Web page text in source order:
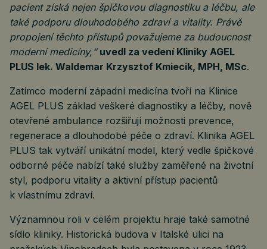
pacient získá nejen špičkovou diagnostiku a léčbu, ale
také podporu dlouhodobého zdraví a vitality. Právě
propojení těchto přístupů považujeme za budoucnost
moderní medicíny,“ uvedl za vedení Kliniky AGEL
PLUS lek. Waldemar Krzysztof Kmiecik, MPH, MSc.
Zatímco moderní západní medicína tvoří na Klinice
AGEL PLUS základ veškeré diagnostiky a léčby, nově
otevřené ambulance rozšiřují možnosti prevence,
regenerace a dlouhodobé péče o zdraví. Klinika AGEL
PLUS tak vytváří unikátní model, který vedle špičkové
odborné péče nabízí také služby zaměřené na životní
styl, podporu vitality a aktivní přístup pacientů
k vlastnímu zdraví.
Významnou roli v celém projektu hraje také samotné
sídlo kliniky. Historická budova v Italské ulici na